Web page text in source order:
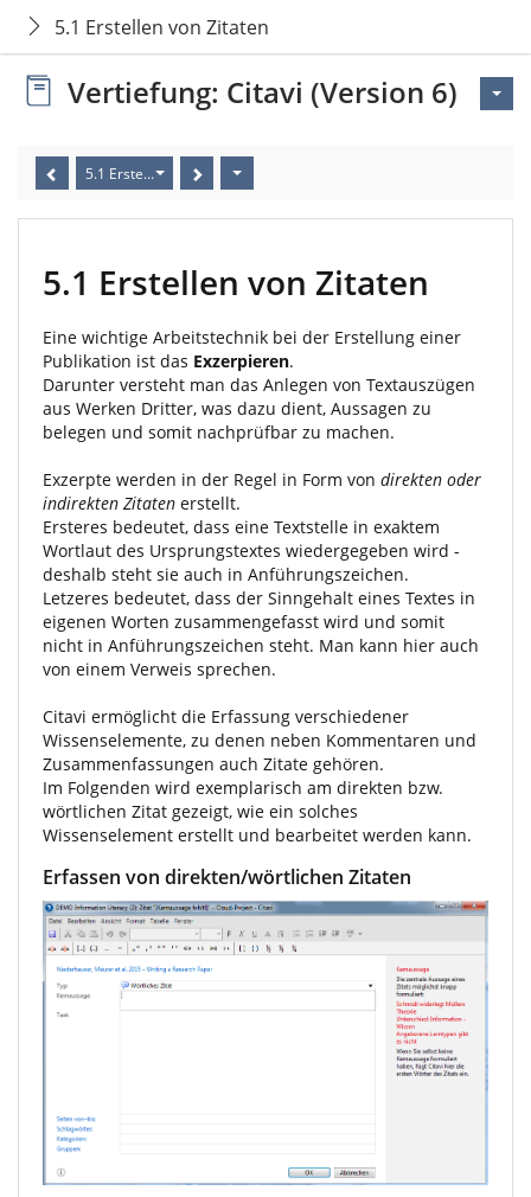
5.1 Erstellen von Zitaten
Vertiefung: Citavi (Version 6)
5.1 Erstellen von Zitaten
5.1 Erstellen von Zitaten
Eine wichtige Arbeitstechnik bei der Erstellung einer
Publikation ist das Exzerpieren.
Darunter versteht man das Anlegen von Textauszügen
aus Werken Dritter, was dazu dient, Aussagen zu
belegen und somit nachprüfbar zu machen.
Exzerpte werden in der Regel in Form von direkten oder
indirekten Zitaten erstellt.
Ersteres bedeutet, dass eine Textstelle in exaktem
Wortlaut des Ursprungstextes wiedergegeben wird -
deshalb steht sie auch in Anführungszeichen.
Letzeres bedeutet, dass der Sinngehalt eines Textes in
eigenen Worten zusammengefasst wird und somit
nicht in Anführungszeichen steht. Man kann hier auch
von einem Verweis sprechen.
Citavi ermöglicht die Erfassung verschiedener
Wissenselemente, zu denen neben Kommentaren und
Zusammenfassungen auch Zitate gehören.
Im Folgenden wird exemplarisch am direkten bzw.
wörtlichen Zitat gezeigt, wie ein solches
Wissenselement erstellt und bearbeitet werden kann.
Erfassen von direkten/wörtlichen Zitaten